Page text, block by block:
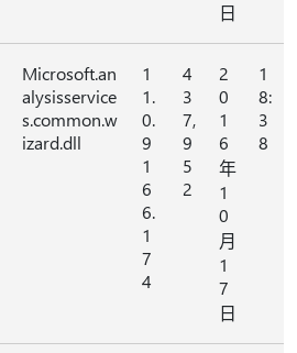
日
Microsoft.an
alysisservice
s.common.w
izard.dll
1
1.
0.
9
1
6
6.
1
7
4
4
3
7,
9
5
2
2
0
1
6
年
1
0
月
1
7
日
1
8:
3
8